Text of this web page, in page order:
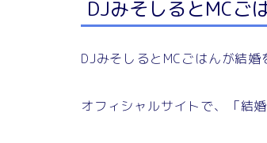
DJみそしるとMCご
DJみそしるとMCごはんが結婚
オフィシャルサイトで、「結